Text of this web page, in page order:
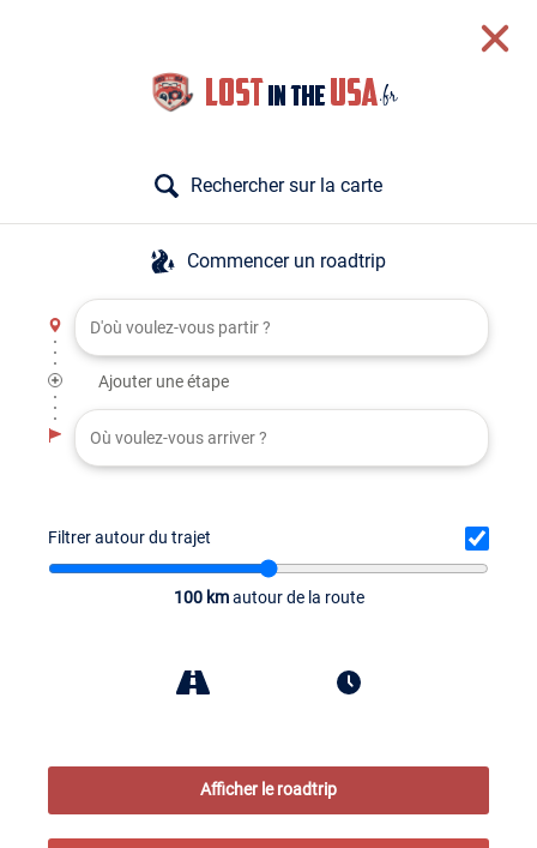
Rechercher sur la carte
Commencer un roadtrip
Ajouter une étape
Filtrer autour du trajet
100 kmautour de la route
Afficher le roadtrip